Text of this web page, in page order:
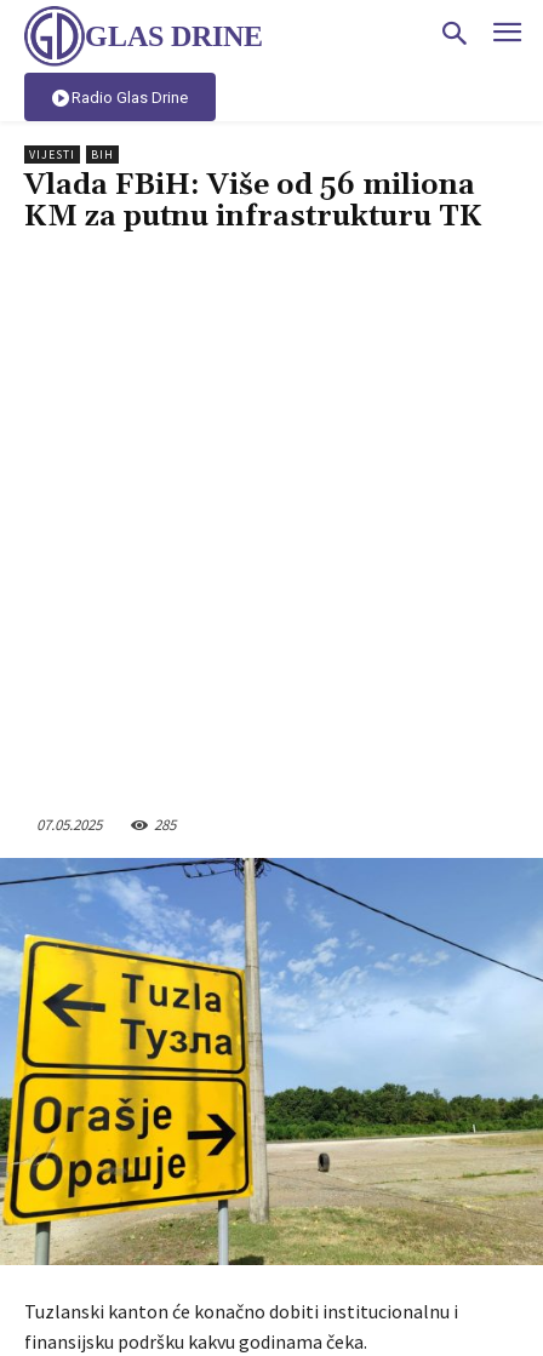
GLAS DRINE
Radio Glas Drine
VIJESTI BIH
Vlada FBiH: Više od 56 miliona
KM za putnu infrastrukturu TK
07.05.2025 285
Tuzlanski kanton će konačno dobiti institucionalnu i
finansijsku podršku kakvu godinama čeka.